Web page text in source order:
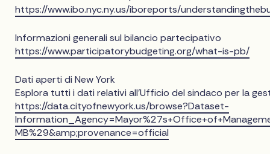
https://www.ibo.nyc.ny.us/iboreports/
Informazioni generali sul bilancio partecipativo
https://www.participatorybudgeting.org/what-is-pb/
Dati aperti di New York
Esplora tutti i dati relativi all'Ufficio del sindaco per la
https://data.cityofnewyork.us/browse?Dataset-
MB%29&amp;provenance=official